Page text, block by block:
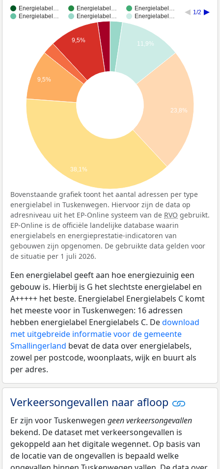
Energielabel… Energielabel…
Energielabel…
Energielabel…
Energielabel… Energielabel…
1/2
11,9%
23,8%
9,5%
9,5%
38,1%
Bovenstaande grafiek toont het aantal adressen per type
energielabel in Tuskenwegen. Hiervoor zijn de data op
adresniveau uit het EP-Online systeem van de RVO gebruikt.
EP-Online is de officiële landelijke database waarin
energielabels en energieprestatie-indicatoren van
gebouwen zijn opgenomen. De gebruikte data gelden voor
de situatie per 1 juli 2026.
Een energielabel geeft aan hoe energiezuinig een
gebouw is. Hierbij is G het slechtste energielabel en
A+++++ het beste. Energielabel Energielabels C komt
het meeste voor in Tuskenwegen: 16 adressen
hebben energielabel Energielabels C. Dedownload
met uitgebreide informatie voor de gemeente
Smallingerland bevat de data over energielabels,
zowel per postcode, woonplaats, wijk en buurt als
per adres.
Verkeersongevallen naar afloop
Er zijn voor Tuskenwegen geen verkeersongevallen
bekend. De dataset met verkeersongevallen is
gekoppeld aan het digitale wegennet. Op basis van
de locatie van de ongevallen is bepaald welke